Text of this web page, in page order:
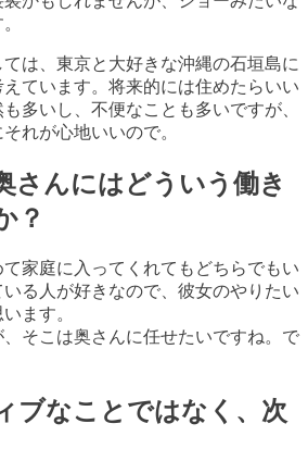
は、東京と大好きな沖縄の石垣島に
ています。将来的には住めたらいい
多いし、不便なことも多いですが、
れが心地いいので。
さんにはどういう働き
？
家庭に入ってくれてもどちらでもい
る人が好きなので、彼女のやりたい
ます。
そこは奥さんに任せたいですね。で
ブなことではなく、次